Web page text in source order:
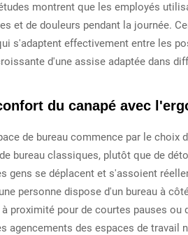
montrent que les employés
et de douleurs pendant la journée.
s'adaptent effectivement entre les
d'une assise adaptée dans
du canapé avec
de bureau commence par le
bureau classiques, plutôt que de
gens se déplacent et s'assoient
personne dispose d'un bureau à
proximité pour de courtes pauses
agencements des espaces de